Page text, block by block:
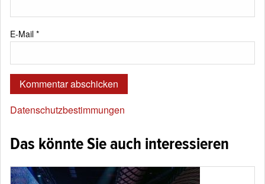
E-Mail *
Datenschutzbestimmungen
Das könnte Sie auch interessieren